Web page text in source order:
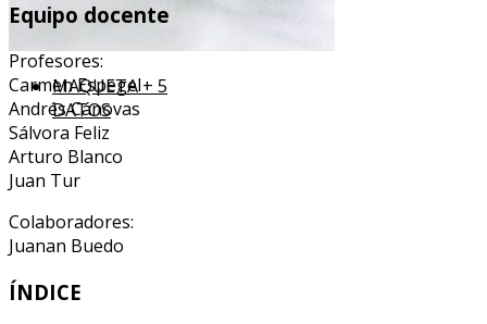
MAQUETA + 5
DATOS
Equipo docente
Profesores:
Carmen Espegel
Andrés Cánovas
Sálvora Feliz
Arturo Blanco
Juan Tur
Colaboradores:
Juanan Buedo
ÍNDICE